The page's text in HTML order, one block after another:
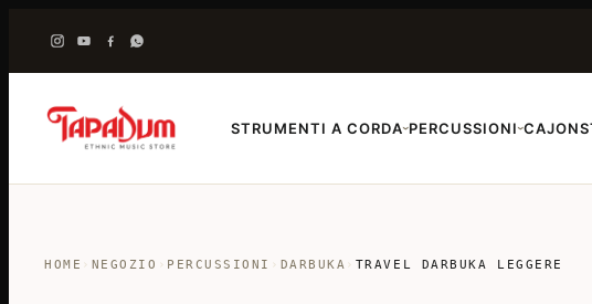
STRUMENTI A CORDA›PERCUSSIONI›CAJON
HOME › NEGOZIO › PERCUSSIONI › DARBUKA › TRAVEL DARBUKA LEGGERE